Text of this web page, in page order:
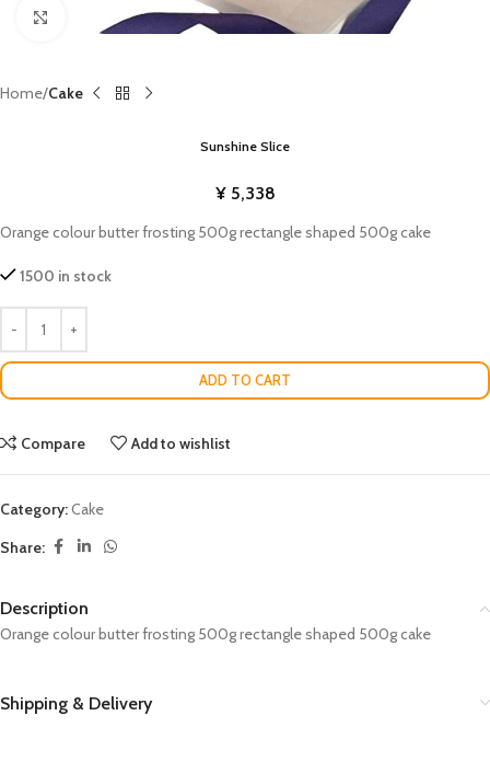
Click to enlarge
Home Cake
Sunshine Slice
¥5,338
Orange colour butter frosting 500g rectangle shaped 500g cake
1500 in stock
ADD TO CART
Compare Add to wishlist
Category:Cake
Share:
Description
Orange colour butter frosting 500g rectangle shaped 500g cake
Shipping & Delivery